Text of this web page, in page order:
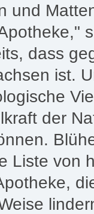
und
dass
ist.
der
Liste von